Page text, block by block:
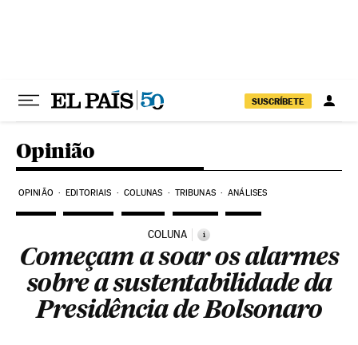
SUSCRÍBETE
Opinião
OPINIÃO EDITORIAIS COLUNAS TRIBUNAS ANÁLISES
COLUNA i
Começam a soar os alarmes
sobre a sustentabilidade da
Presidência de Bolsonaro